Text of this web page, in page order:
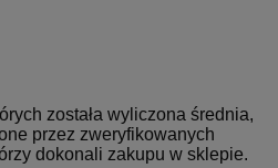
została wyliczona średnia,
przez zweryfikowanych
dokonali zakupu w sklepie.